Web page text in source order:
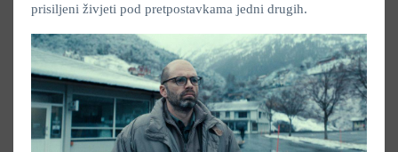
prisiljeni živjeti pod pretpostavkama jedni drugih.